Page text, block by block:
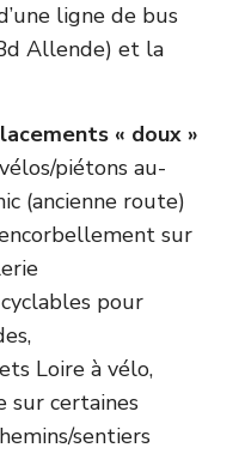
ligne de bus
Allende) et la
« doux »
piétons au-
(ancienne route)
sur
pour
Loire à vélo,
sur certaines
sentiers